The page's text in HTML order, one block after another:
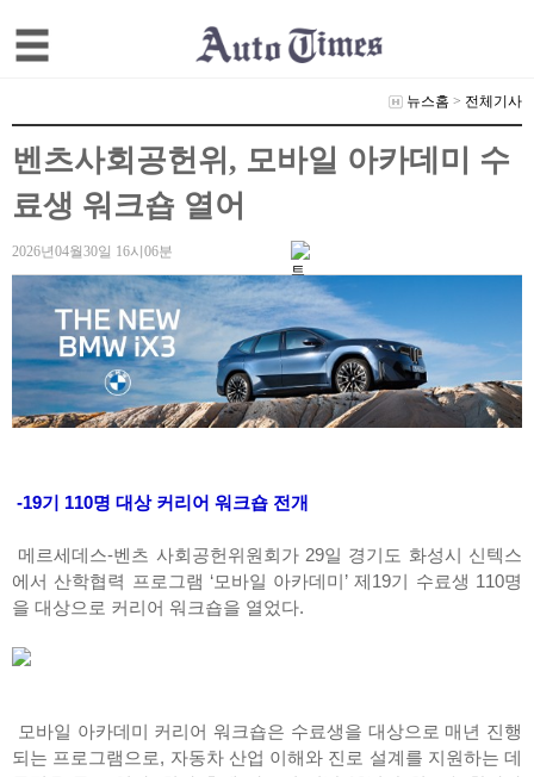
뉴스홈 > 전체기사
벤츠사회공헌위, 모바일 아카데미 수
료생 워크숍 열어
2026년04월30일 16시06분
-19기 110명 대상 커리어 워크숍 전개
메르세데스-벤츠 사회공헌위원회가 29일 경기도 화성시 신텍스
에서 산학협력 프로그램 ‘모바일 아카데미’ 제19기 수료생 110명
을 대상으로 커리어 워크숍을 열었다.
모바일 아카데미 커리어 워크숍은 수료생을 대상으로 매년 진행
되는 프로그램으로, 자동차 산업 이해와 진로 설계를 지원하는 데